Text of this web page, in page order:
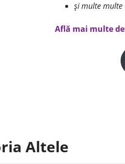
și multe multe
Află mai multe
Altele